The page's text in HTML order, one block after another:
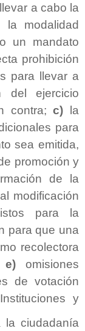
a cabo la
la modalidad
un mandato
prohibición
para llevar a
del ejercicio
contra;c) la
para
sea emitida,
promoción y
de la
modificación
para la
para que una
recolectora
e) omisiones
de votación
y
la ciudadanía